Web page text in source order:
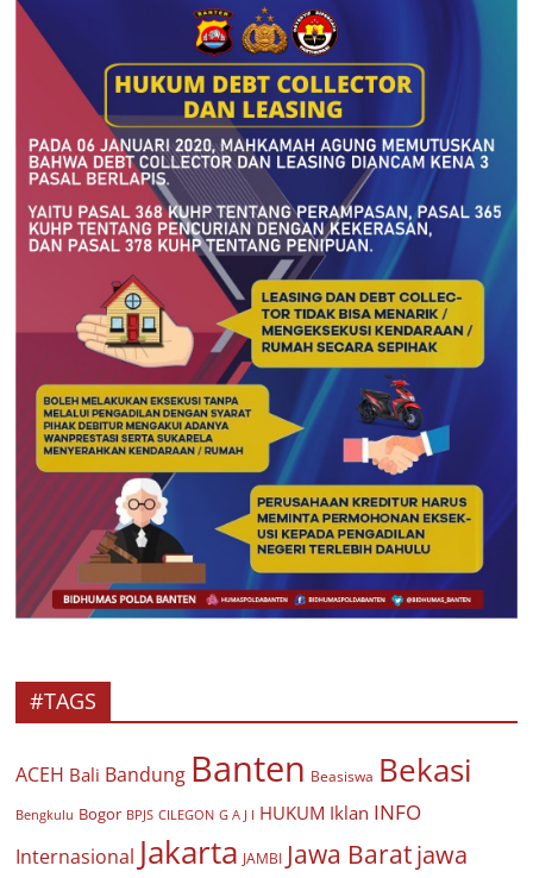
#TAGS
ACEH Bali Bandung Banten Beasiswa Bekasi
Bengkulu Bogor BPJS CILEGON G A J I HUKUM Iklan INFO
Internasional Jakarta JAMBI Jawa Baratjawa